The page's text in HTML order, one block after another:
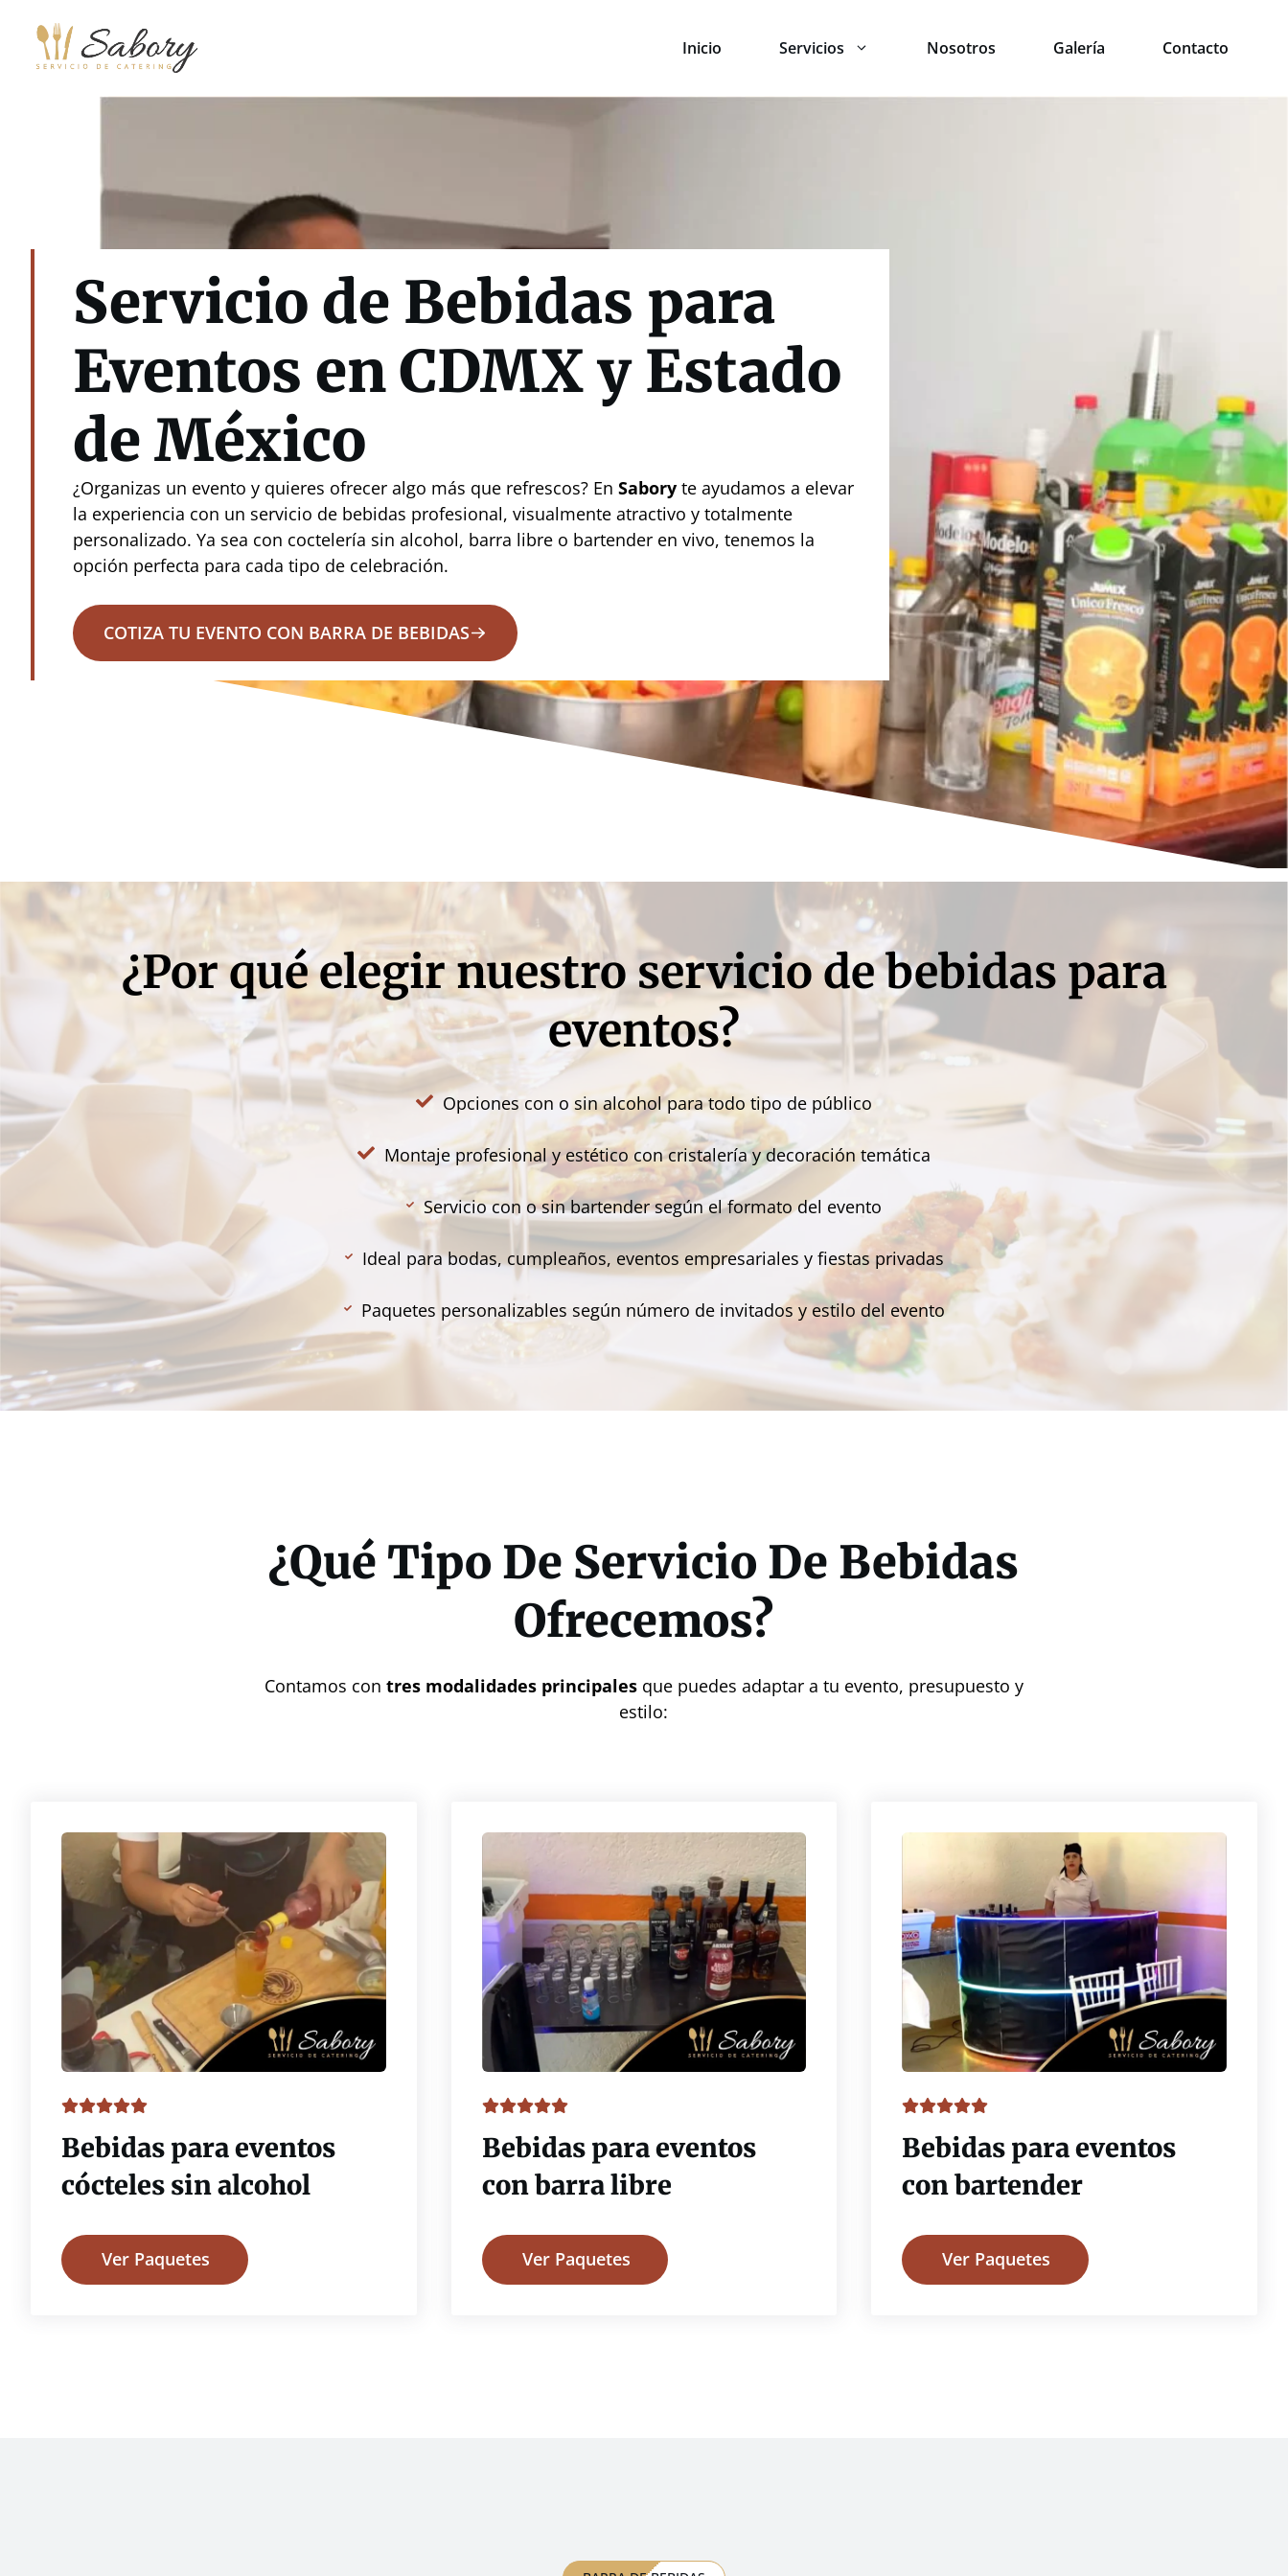
contenido
Inicio Servicios Nosotros Galería Contacto
Servicio de Bebidas para
Eventos en CDMX y Estado
de México
¿Organizas un evento y quieres ofrecer algo más que refrescos? En Sabory te ayudamos a elevar
la experiencia con un servicio de bebidas profesional, visualmente atractivo y totalmente
personalizado. Ya sea con coctelería sin alcohol, barra libre o bartender en vivo, tenemos la
opción perfecta para cada tipo de celebración.
COTIZA TU EVENTO CON BARRA DE BEBIDAS
¿Por qué elegir nuestro servicio de bebidas para
eventos?
Opciones con o sin alcohol para todo tipo de público
Montaje profesional y estético con cristalería y decoración temática
Servicio con o sin bartender según el formato del evento
Ideal para bodas, cumpleaños, eventos empresariales y fiestas privadas
Paquetes personalizables según número de invitados y estilo del evento
¿Qué Tipo De Servicio De Bebidas
Ofrecemos?
Contamos con tres modalidades principalesque puedes adaptar a tu evento, presupuesto y
estilo:
Bebidas para eventos
cócteles sin alcohol
Ver Paquetes
Bebidas para eventos
con barra libre
Ver Paquetes
Bebidas para eventos
con bartender
Ver Paquetes